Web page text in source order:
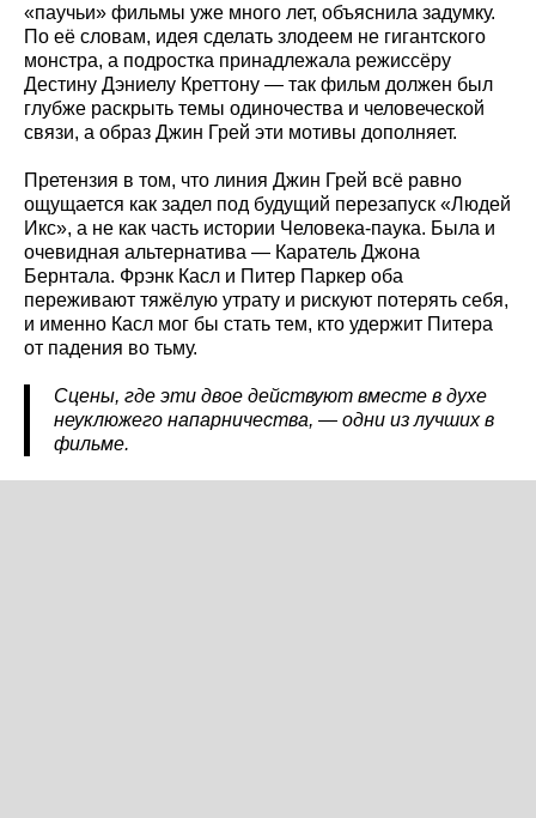
«паучьи» фильмы уже много лет, объяснила задумку.
По её словам, идея сделать злодеем не гигантского
монстра, а подростка принадлежала режиссёру
Дестину Дэниелу Креттону — так фильм должен был
глубже раскрыть темы одиночества и человеческой
связи, а образ Джин Грей эти мотивы дополняет.
Претензия в том, что линия Джин Грей всё равно
ощущается как задел под будущий перезапуск «Людей
Икс», а не как часть истории Человека-паука. Была и
очевидная альтернатива — Каратель Джона
Бернтала. Фрэнк Касл и Питер Паркер оба
переживают тяжёлую утрату и рискуют потерять себя,
и именно Касл мог бы стать тем, кто удержит Питера
от падения во тьму.
Сцены, где эти двое действуют вместе в духе
неуклюжего напарничества, — одни из лучших в
фильме.